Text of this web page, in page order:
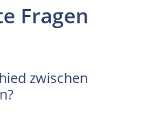
Fragen
zwischen